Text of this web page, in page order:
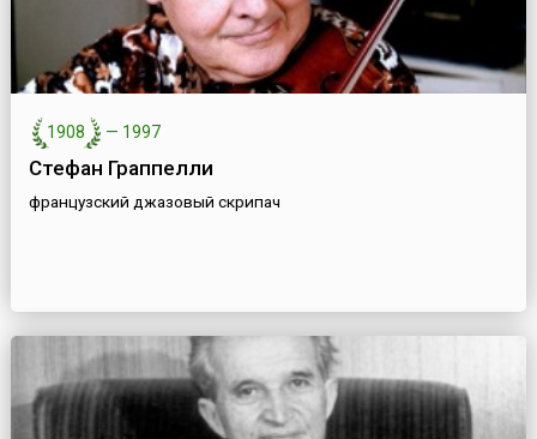
1908 — 1997
Стефан Граппелли
французский джазовый скрипач